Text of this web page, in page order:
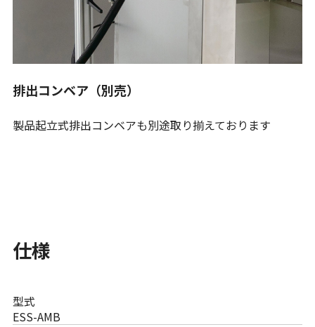
排出コンベア（別売）
製品起立式排出コンベアも別途取り揃えております
仕様
型式
ESS-AMB